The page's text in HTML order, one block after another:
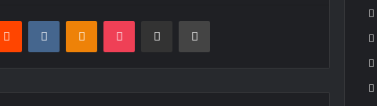
Reddit VKontakteOdnoklassniki
Pocket Partilhar Via Email Imprimir